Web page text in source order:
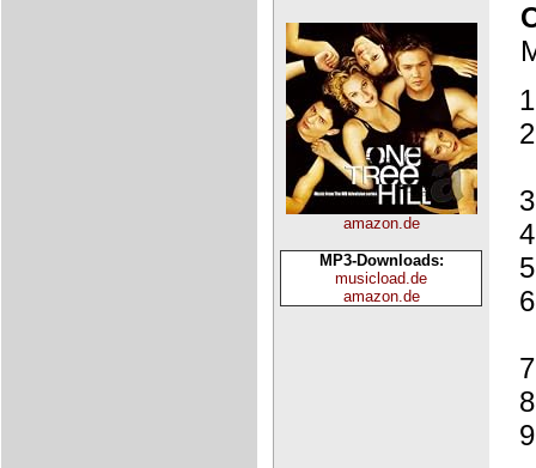
amazon.de
MP3-Downloads:
musicload.de
amazon.de